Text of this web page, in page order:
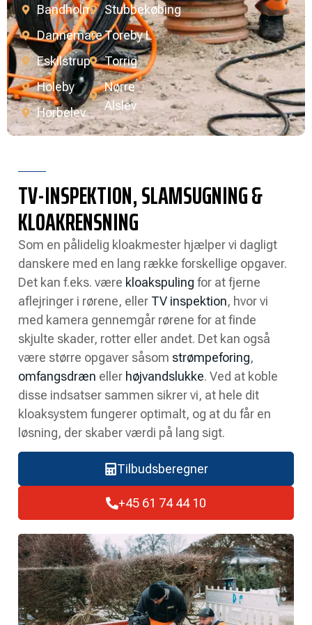
Bandholm
Dannemare
Eskilstrup
Holeby
Horbelev
Stubbekøbing
Toreby L
Torrig
Nørre
Alslev
TV-INSPEKTION, SLAMSUGNING &
KLOAKRENSNING
Som en pålidelig kloakmester hjælper vi dagligt
danskere med en lang række forskellige opgaver.
Det kan f.eks. være kloakspuling for at fjerne
aflejringer i rørene, eller TV inspektion, hvor vi
med kamera gennemgår rørene for at finde
skjulte skader, rotter eller andet. Det kan også
være større opgaver såsom strømpeforing,
omfangsdræn eller højvandslukke. Ved at koble
disse indsatser sammen sikrer vi, at hele dit
kloaksystem fungerer optimalt, og at du får en
løsning, der skaber værdi på lang sigt.
Tilbudsberegner
+45 61 74 44 10